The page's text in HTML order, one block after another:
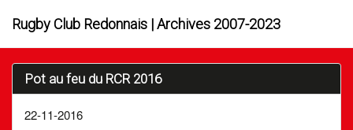
Rugby Club Redonnais | Archives 2007-2023
Pot au feu du RCR 2016
22-11-2016